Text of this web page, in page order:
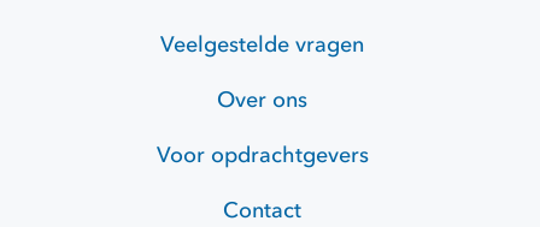
Veelgestelde vragen
Over ons
Voor opdrachtgevers
Contact